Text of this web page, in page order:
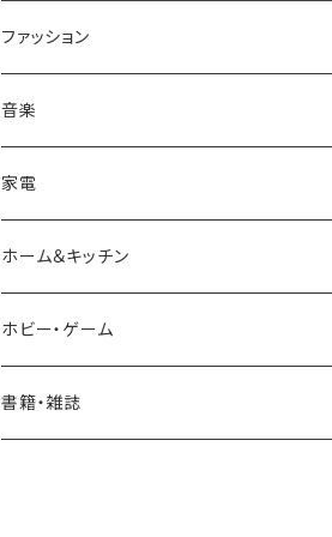
ファッション
帽子/トップス/ボトムス
キャップ
シャツ
アクセサリ
サングラス/メガネ
ファッション小物
エプソン
バッグ
音楽
CD
家電
ホーム＆キッチン
調理器具
鍋・フライパン
ホビー・ゲーム
ボードゲーム・カードゲーム
書籍・雑誌